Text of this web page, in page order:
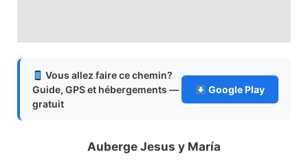
Vous allez faire ce chemin?
Guide, GPS et hébergements —
gratuit
Google Play
Auberge Jesus y María